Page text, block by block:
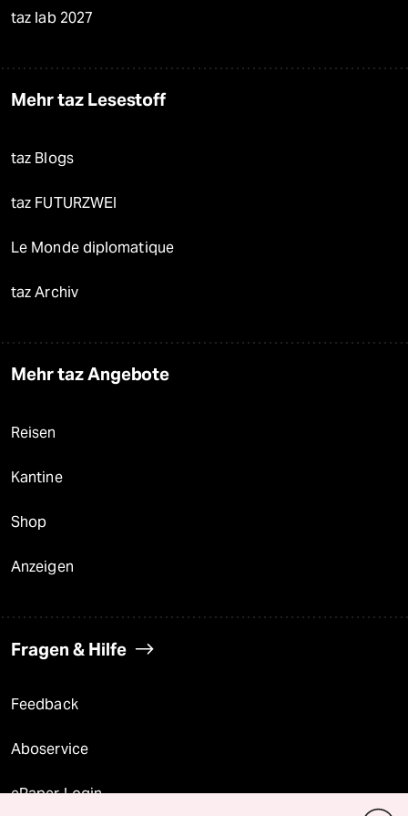
taz lab 2027
Mehr taz Lesestoff
taz Blogs
taz FUTURZWEI
Le Monde diplomatique
taz Archiv
Mehr taz Angebote
Reisen
Kantine
Shop
Anzeigen
Fragen & Hilfe
Feedback
Aboservice
ePaper Login